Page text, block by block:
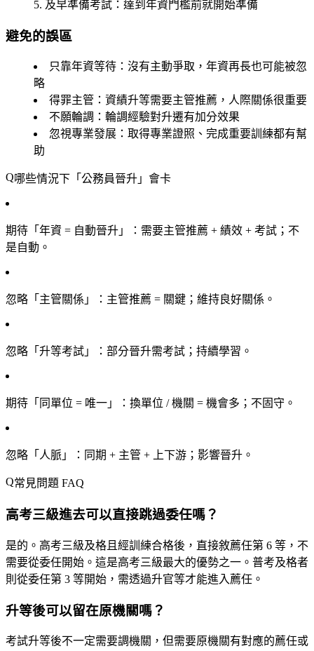
及早準備考試 ：達到年資門檻前就開始準備
避免的誤區
只靠年資等待 ：沒有主動爭取，年資再長也可能被忽
略
得罪主管 ：資績升等需要主管推薦，人際關係很重要
不願輪調 ：輪調經驗對升遷有加分效果
忽視專業發展 ：取得專業證照、完成重要訓練都有幫
助
哪些情況下「公務員晉升」會卡
期待「年資 = 自動晉升」
：需要主管推薦 + 績效 + 考試；不
是自動。
忽略「主管關係」 ：主管推薦 = 關鍵；維持良好關係。
忽略「升等考試」 ：部分晉升需考試；持續學習。
期待「同單位 = 唯一」 ：換單位 / 機關 = 機會多；不固守。
忽略「人脈」 ：同期 + 主管 + 上下游；影響晉升。
常見問題 FAQ
高考三級進去可以直接跳過委任嗎？
是的。高考三級及格且經訓練合格後，直接敘薦任第 6 等，不
需要從委任開始。這是高考三級最大的優勢之一。普考及格者
則從委任第 3 等開始，需透過升官等才能進入薦任。
升等後可以留在原機關嗎？
考試升等後不一定需要調機關，但需要原機關有對應的薦任或